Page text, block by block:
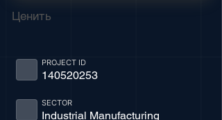
Ценить
140520253
PROJECT ID
Industrial Manufacturing
SECTOR